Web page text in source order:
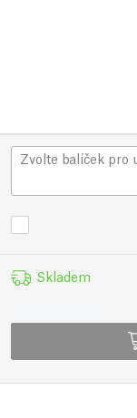
Zvolte balíček pro
Skladem